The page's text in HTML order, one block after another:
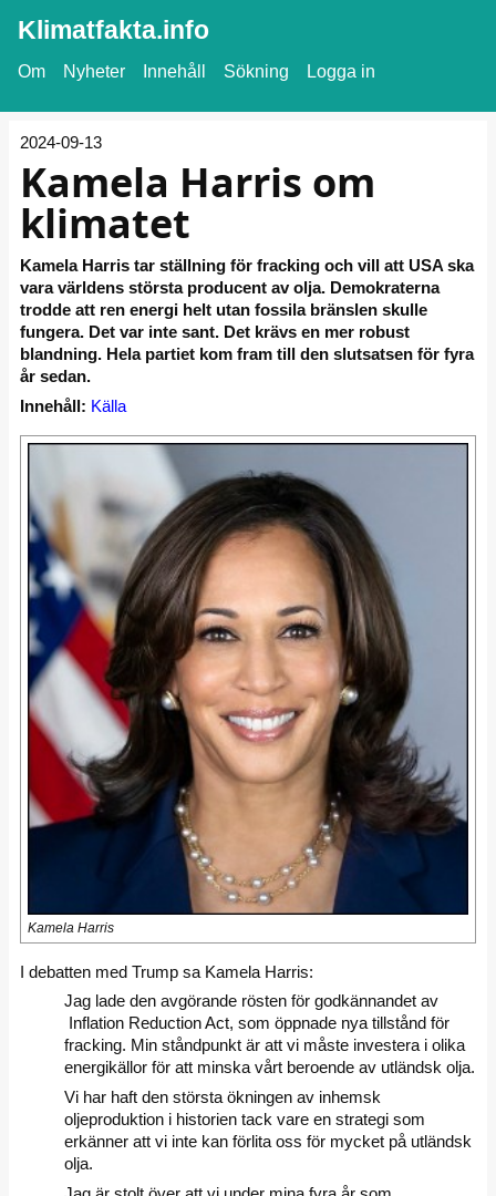
Klimatfakta.info
Om Nyheter Innehåll Sökning Logga in
2024-09-13
Kamela Harris om
klimatet
Kamela Harris tar ställning för fracking och vill att USA ska
vara världens största producent av olja. Demokraterna
trodde att ren energi helt utan fossila bränslen skulle
fungera. Det var inte sant. Det krävs en mer robust
blandning. Hela partiet kom fram till den slutsatsen för fyra
år sedan.
Innehåll: Källa
Kamela Harris
I debatten med Trump sa Kamela Harris:
Jag lade den avgörande rösten för godkännandet av
Inflation Reduction Act, som öppnade nya tillstånd för
fracking. Min ståndpunkt är att vi måste investera i olika
energikällor för att minska vårt beroende av utländsk olja.
Vi har haft den största ökningen av inhemsk
oljeproduktion i historien tack vare en strategi som
erkänner att vi inte kan förlita oss för mycket på utländsk
olja.